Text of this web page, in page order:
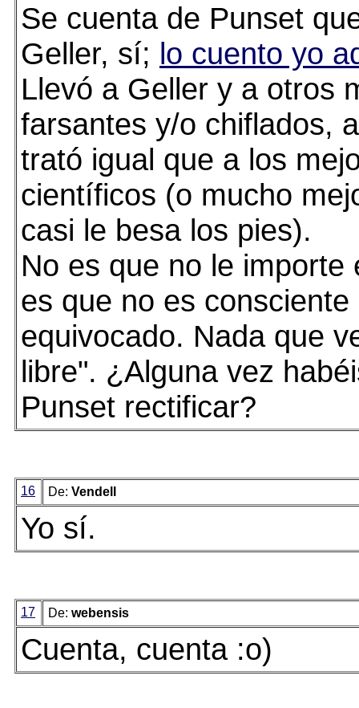
Se cuenta de Punset
Geller, sí; lo cuento yo
Llevó a Geller y a otros
farsantes y/o chiflados,
trató igual que a los
científicos (o mucho
casi le besa los pies).
No es que no le importe
es que no es
equivocado. Nada que
libre". ¿Alguna vez
Punset rectificar?
16 De: Vendell
Yo sí.
17 De: webensis
Cuenta, cuenta :o)